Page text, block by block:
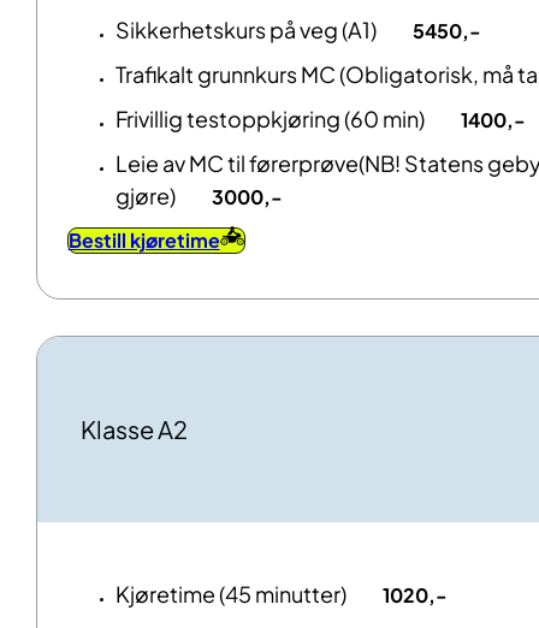
Sikkerhetskurs på veg (A1) 5450,-
Trafikalt grunnkurs MC (Obligatorisk, må
Frivillig testoppkjøring (60 min)
1400,-
Leie av MC til førerprøve(NB! Statens
gjøre)
3000,-
Bestill kjøretime
Klasse A2
Kjøretime (45 minutter) 1020,-